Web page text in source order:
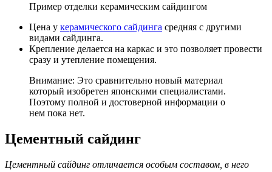
Пример отделки керамическим сайдингом
Цена у керамического сайдинга средняя с другими
видами сайдинга.
Крепление делается на каркас и это позволяет провести
сразу и утепление помещения.
Внимание: Это сравнительно новый материал
который изобретен японскими специалистами.
Поэтому полной и достоверной информации о
нем пока нет.
Цементный сайдинг
Цементный сайдинг отличается особым составом, в него